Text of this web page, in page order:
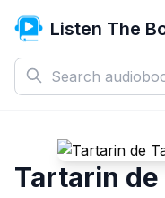
Listen The
Tartarin de